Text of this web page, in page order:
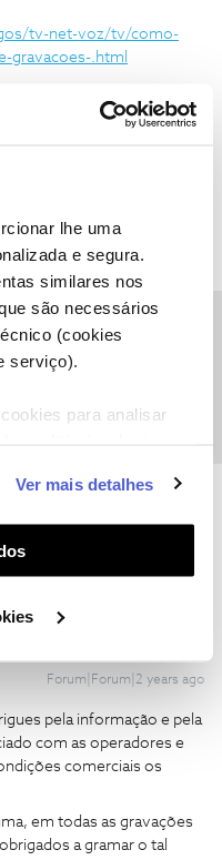
lhe uma
e segura.
similares nos
são necessários
(cookies
serviço).
para analisar
e
aos seus interesses
Pode gerir a
"Configurar
Ver mais detalhes
tv-net-voz/tv/como-
gravacoes-.html
pela informação e pela
Forum|Forum|2 years ago
pela informação e pela
com as operadores e
comerciais os
em todas as gravações
a gramar o tal